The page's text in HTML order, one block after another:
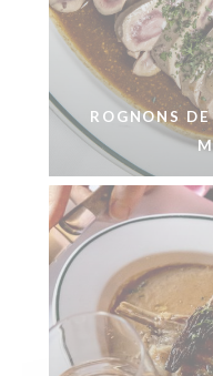
ROGNONS